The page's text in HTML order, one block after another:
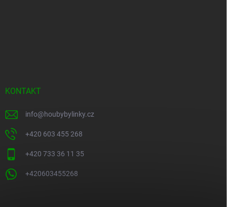
KONTAKT
info@houbybylinky.cz
+420 603 455 268
+420 733 36 11 35
+420603455268